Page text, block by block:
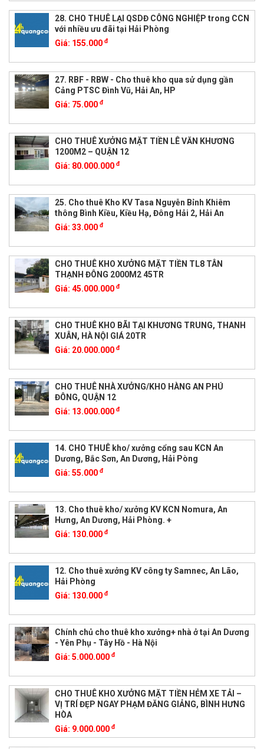
28. CHO THUÊ LẠI QSDĐ CÔNG NGHIỆP trong CCN
với nhiều ưu đãi tại Hải Phòng
Giá: 155.000 đ
27. RBF - RBW - Cho thuê kho qua sử dụng gần
Cảng PTSC Đình Vũ, Hải An, HP
Giá: 75.000 đ
CHO THUÊ XƯỞNG MẶT TIỀN LÊ VĂN KHƯƠNG
1200M2 – QUẬN 12
Giá: 80.000.000 đ
25. Cho thuê Kho KV Tasa Nguyễn Bỉnh Khiêm
thông Bình Kiều, Kiều Hạ, Đông Hải 2, Hải An
Giá: 33.000 đ
CHO THUÊ KHO XƯỞNG MẶT TIỀN TL8 TÂN
THẠNH ĐÔNG 2000M2 45TR
Giá: 45.000.000 đ
CHO THUÊ KHO BÃI TẠI KHƯƠNG TRUNG, THANH
XUÂN, HÀ NỘI GIÁ 20TR
Giá: 20.000.000 đ
CHO THUÊ NHÀ XƯỞNG/KHO HÀNG AN PHÚ
ĐÔNG, QUẬN 12
Giá: 13.000.000 đ
14. CHO THUÊ kho/ xưởng cổng sau KCN An
Dương, Bắc Sơn, An Dương, Hải Pòng
Giá: 55.000 đ
13. Cho thuê kho/ xưởng KV KCN Nomura, An
Hưng, An Dương, Hải Phòng. +
Giá: 130.000 đ
12. Cho thuê xưởng KV công ty Samnec, An Lão,
Hải Phòng
Giá: 130.000 đ
Chính chủ cho thuê kho xưởng+ nhà ở tại An Dương
- Yên Phụ - Tây Hồ - Hà Nội
Giá: 5.000.000 đ
CHO THUÊ KHO XƯỞNG MẶT TIỀN HẺM XE TẢI –
VỊ TRÍ ĐẸP NGAY PHẠM ĐĂNG GIẢNG, BÌNH HƯNG
HÒA
Giá: 9.000.000 đ